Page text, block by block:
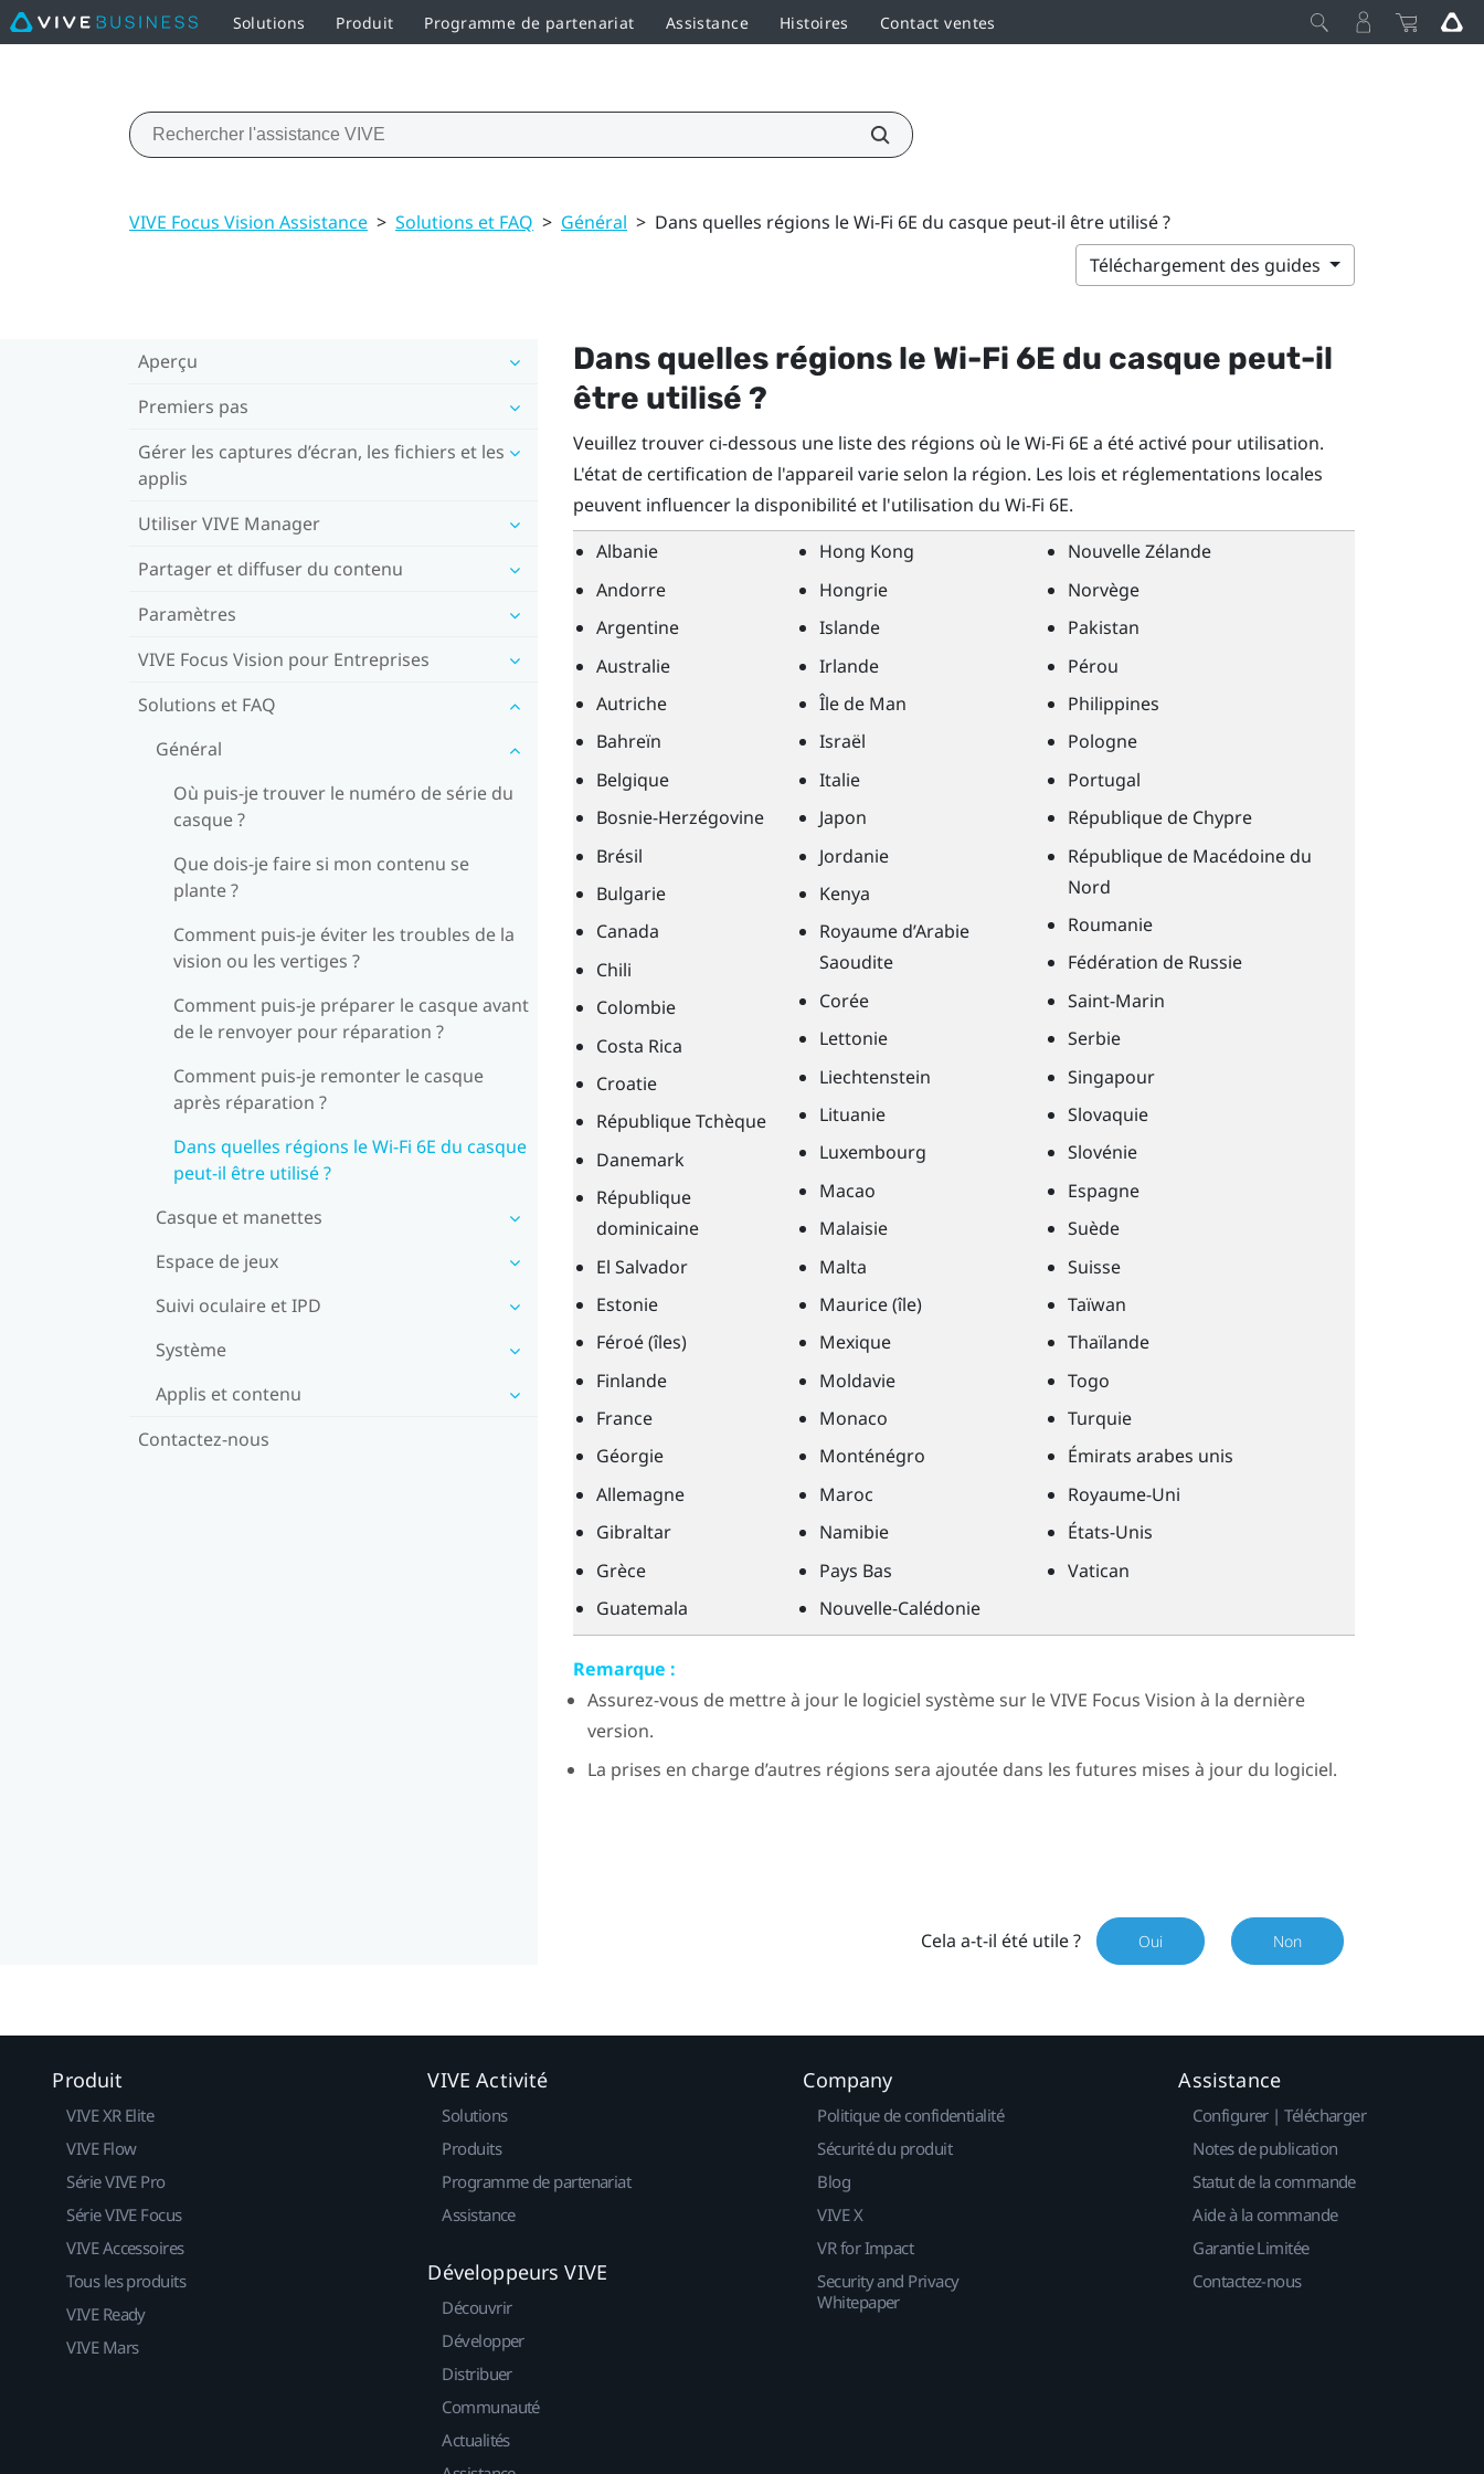
Solutions Produit Programme de partenariat Assistance Histoires Contact ventes
VIVE Focus Vision Assistance > Solutions et FAQ > Général > Dans quelles régions le Wi-Fi 6E du casque peut-il être utilisé ?
Téléchargement des guides
Aperçu
Premiers pas
Gérer les captures d’écran, les fichiers et les
applis
Utiliser VIVE Manager
Partager et diffuser du contenu
Paramètres
VIVE Focus Vision pour Entreprises
Solutions et FAQ
Général
Où puis-je trouver le numéro de série du
casque ?
Que dois-je faire si mon contenu se
plante ?
Comment puis-je éviter les troubles de la
vision ou les vertiges ?
Comment puis-je préparer le casque avant
de le renvoyer pour réparation ?
Comment puis-je remonter le casque
après réparation ?
Dans quelles régions le Wi-Fi 6E du casque
peut-il être utilisé ?
Casque et manettes
Espace de jeux
Suivi oculaire et IPD
Système
Applis et contenu
Contactez-nous
Dans quelles régions le Wi-Fi 6E du casque peut-il
être utilisé ?
Veuillez trouver ci-dessous une liste des régions où leWi-Fi 6E a été activé pour utilisation.
L'état de certification de l'appareil varie selon la région. Les lois et réglementations locales
peuvent influencer la disponibilité et l'utilisation du Wi-Fi 6E.
Albanie
Andorre
Argentine
Australie
Autriche
Bahreïn
Belgique
Bosnie-Herzégovine
Brésil
Bulgarie
Canada
Chili
Colombie
Costa Rica
Croatie
République Tchèque
Danemark
République
dominicaine
El Salvador
Estonie
Féroé (îles)
Finlande
France
Géorgie
Allemagne
Gibraltar
Grèce
Guatemala
Hong Kong
Hongrie
Islande
Irlande
Île de Man
Israël
Italie
Japon
Jordanie
Kenya
Royaume d’Arabie
Saoudite
Corée
Lettonie
Liechtenstein
Lituanie
Luxembourg
Macao
Malaisie
Malta
Maurice (île)
Mexique
Moldavie
Monaco
Monténégro
Maroc
Namibie
Pays Bas
Nouvelle-Calédonie
Nouvelle Zélande
Norvège
Pakistan
Pérou
Philippines
Pologne
Portugal
République de Chypre
République de Macédoine du
Nord
Roumanie
Fédération de Russie
Saint-Marin
Serbie
Singapour
Slovaquie
Slovénie
Espagne
Suède
Suisse
Taïwan
Thaïlande
Togo
Turquie
Émirats arabes unis
Royaume-Uni
États-Unis
Vatican
Remarque :
Assurez-vous de mettre à jour le logiciel système sur leVIVE Focus Vision à la dernière
version.
La prises en charge d’autres régions sera ajoutée dans les futures mises à jour du logiciel.
Cela a-t-il été utile ? Oui Non
Produit
VIVE XR Elite
VIVE Flow
Série VIVE Pro
Série VIVE Focus
VIVE Accessoires
Tous les produits
VIVE Ready
VIVE Mars
VIVE Activité
Solutions
Produits
Programme de partenariat
Assistance
Développeurs VIVE
Découvrir
Développer
Distribuer
Communauté
Actualités
Company
Politique de confidentialité
Sécurité du produit
Blog
VIVE X
VR for Impact
Security and Privacy
Whitepaper
Assistance
Configurer | Télécharger
Notes de publication
Statut de la commande
Aide à la commande
Garantie Limitée
Contactez-nous